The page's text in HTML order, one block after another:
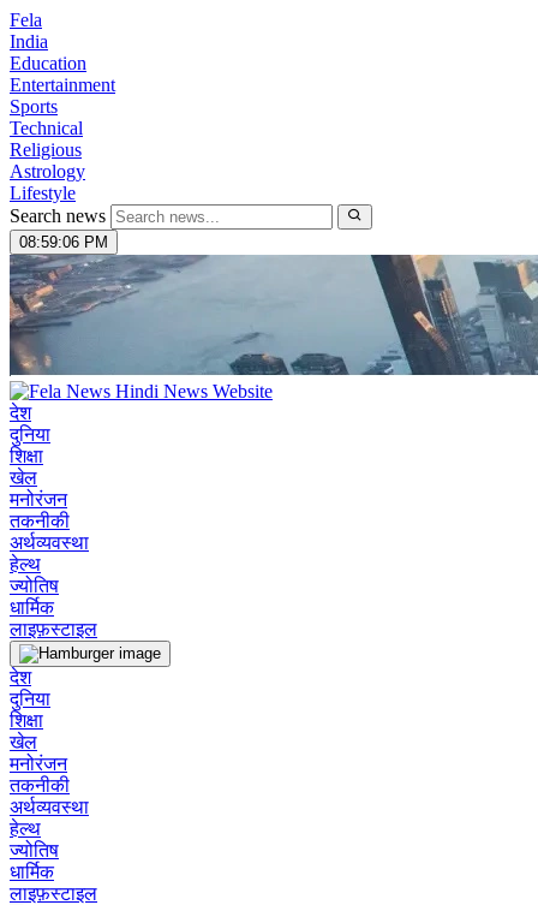
Fela
India
Education
Entertainment
Sports
Technical
Religious
Astrology
Lifestyle
Search news
08:59:07 PM
देश
दुनिया
शिक्षा
खेल
मनोरंजन
तकनीकी
अर्थव्यवस्था
हेल्थ
ज्योतिष
धार्मिक
लाइफ़स्टाइल
देश
दुनिया
शिक्षा
खेल
मनोरंजन
तकनीकी
अर्थव्यवस्था
हेल्थ
ज्योतिष
धार्मिक
लाइफ़स्टाइल